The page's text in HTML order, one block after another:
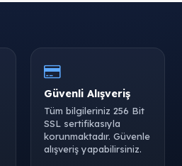
Güvenli Alışveriş
Tüm bilgileriniz 256 Bit
SSL sertifikasıyla
korunmaktadır. Güvenle
alışveriş yapabilirsiniz.